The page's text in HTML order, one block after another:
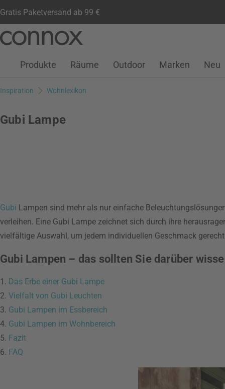
Gratis Paketversand ab 99 €
Seiteninhalt
Suchfeld
Kundenkonto
Wunschliste
Warenkorb
Produkte Räume Outdoor Marken Neu
Inspiration Wohnlexikon
Gubi Lampe
Gubi Lampen sind mehr als nur einfache
verleihen. Eine Gubi Lampe zeichnet sich durch ihre
vielfältige Auswahl, um jedem individuellen Geschmack
Gubi Lampen – das sollten Sie darüber
1. Das Erbe einer Gubi Lampe
2. Vielfalt von Gubi Leuchten
3. Gubi Lampen im Essbereich
4. Gubi Lampen im Wohnbereich
5. Fazit
6. FAQ